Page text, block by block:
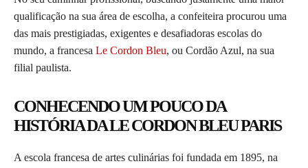
qualificação na sua área de escolha, a confeiteira procurou uma
das mais prestigiadas, exigentes e desafiadoras escolas do
mundo, a francesa Le Cordon Bleu, ou Cordão Azul, na sua
filial paulista.
CONHECENDO UM POUCO DA
HISTÓRIA DA LE CORDON BLEU PARIS
A escola francesa de artes culinárias foi fundada em 1895, na